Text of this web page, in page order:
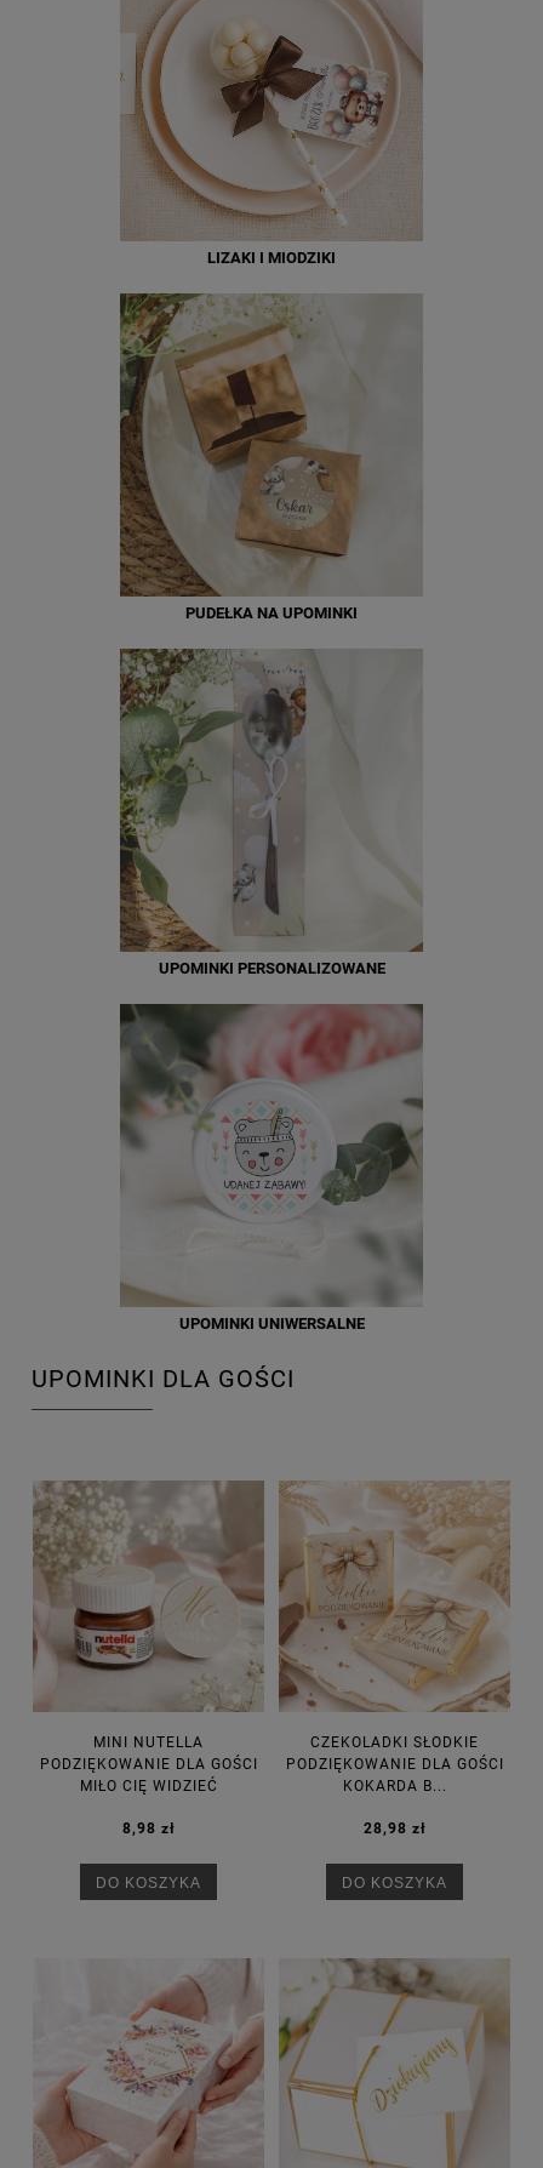
LIZAKI I MIODZIKI
PUDEŁKA NA UPOMINKI
UPOMINKI PERSONALIZOWANE
UPOMINKI UNIWERSALNE
UPOMINKI DLA GOŚCI
MINI NUTELLA
PODZIĘKOWANIE DLA GOŚCI
MIŁO CIĘ WIDZIEĆ
8,98 zł
DO KOSZYKA
CZEKOLADKI SŁODKIE
PODZIĘKOWANIE DLA GOŚCI
KOKARDA B...
28,98 zł
DO KOSZYKA